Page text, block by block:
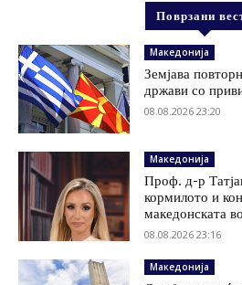
Поврзани
Македонија
Земјава
држави со
08.08.2026 23:20
Македонија
Проф. д-р
кормилото и
македонската
08.08.2026 23:16
Македонија